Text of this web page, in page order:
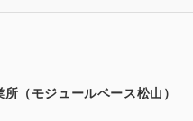
〜PM6:00
ナガワについて知る
（モジュールベース松山）